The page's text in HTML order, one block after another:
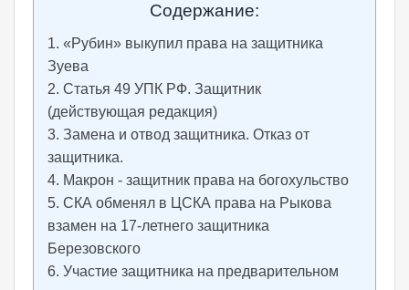
Содержание:
«Рубин» выкупил права на защитника
Зуева
Статья 49 УПК РФ. Защитник
(действующая редакция)
Замена и отвод защитника. Отказ от
защитника.
Макрон - защитник права на богохульство
СКА обменял в ЦСКА права на Рыкова
взамен на 17-летнего защитника
Березовского
Участие защитника на предварительном